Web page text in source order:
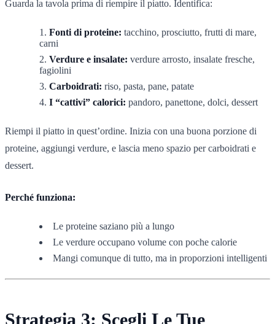
Guarda la tavola prima di riempire il piatto. Identifica:
Fonti di proteine: tacchino, prosciutto, frutti di mare,
carni
Verdure e insalate: verdure arrosto, insalate fresche,
fagiolini
Carboidrati: riso, pasta, pane, patate
I “cattivi” calorici: pandoro, panettone, dolci, dessert
Riempi il piatto in quest’ordine. Inizia con una buona porzione di
proteine, aggiungi verdure, e lascia meno spazio per carboidrati e
dessert.
Perché funziona:
Le proteine saziano più a lungo
Le verdure occupano volume con poche calorie
Mangi comunque di tutto, ma in proporzioni intelligenti
Strategia 3: Scegli Le Tue